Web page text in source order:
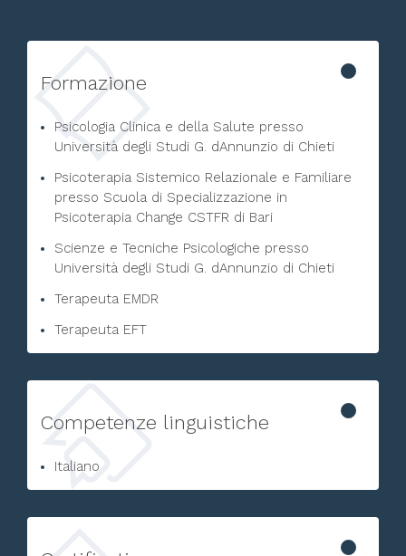
Formazione
Psicologia Clinica e della Salute presso
Università degli Studi G. dAnnunzio di Chieti
Psicoterapia Sistemico Relazionale e Familiare
presso Scuola di Specializzazione in
Psicoterapia Change CSTFR di Bari
Scienze e Tecniche Psicologiche presso
Università degli Studi G. dAnnunzio di Chieti
Terapeuta EMDR
Terapeuta EFT
Competenze linguistiche
Italiano